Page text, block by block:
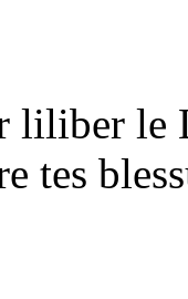
liliber
tes